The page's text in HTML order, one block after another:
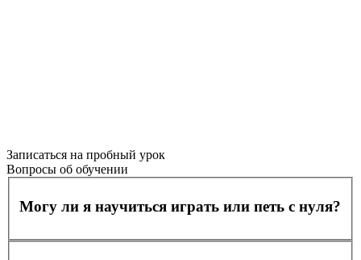
Записаться на пробный урок
Вопросы об обучении
Могу ли я научиться играть или петь с нуля?